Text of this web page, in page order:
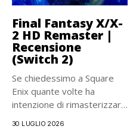
Final Fantasy X/X-
2 HD Remaster |
Recensione
(Switch 2)
Se chiedessimo a Square
Enix quante volte ha
intenzione di rimasterizzare
30 LUGLIO 2026